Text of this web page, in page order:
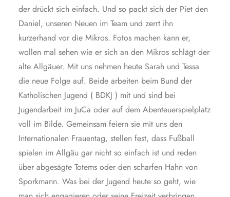
der drückt sich einfach. Und so packt sich der Piet den
Daniel, unseren Neuen im Team und zerrt ihn
kurzerhand vor die Mikros. Fotos machen kann er,
wollen mal sehen wie er sich an den Mikros schlägt der
alte Allgäuer. Mit uns nehmen heute Sarah und Tessa
die neue Folge auf. Beide arbeiten beim Bund der
Katholischen Jugend ( BDKJ ) mit und sind bei
Jugendarbeit im JuCa oder auf dem Abenteuerspielplatz
voll im Bilde. Gemeinsam feiern sie mit uns den
Internationalen Frauentag, stellen fest, dass Fußball
spielen im Allgäu gar nicht so einfach ist und reden
über abgesägte Totems oder den scharfen Hahn von
Sporkmann. Was bei der Jugend heute so geht, wie